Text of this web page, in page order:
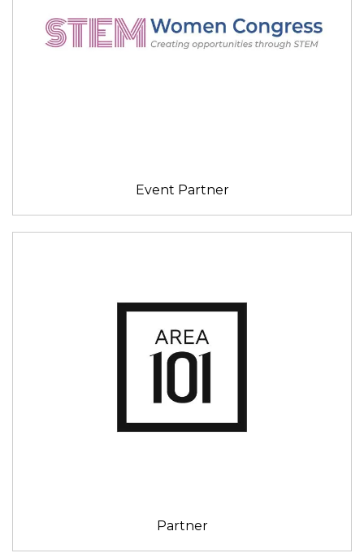
Event Partner
Partner